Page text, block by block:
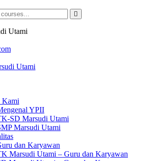
Utami
Kami
YPII
SD Marsudi Utami
Marsudi Utami
dan Karyawan
Marsudi Utami – Guru dan Karyawan